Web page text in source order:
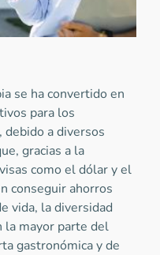
se ha convertido en
para los
a diversos
gracias a la
como el dólar y el
conseguir ahorros
vida, la diversidad
la mayor parte del
gastronómica y de